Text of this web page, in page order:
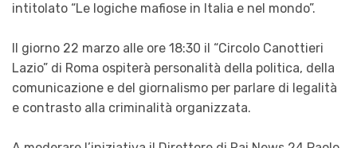
intitolato “Le logiche mafiose in Italia e nel mondo”.
Il giorno 22 marzo alle ore 18:30 il “Circolo Canottieri
Lazio” di Roma ospiterà personalità della politica, della
comunicazione e del giornalismo per parlare di legalità
e contrasto alla criminalità organizzata.